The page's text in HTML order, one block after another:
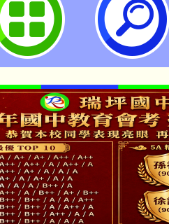
立瑞坪國民中學